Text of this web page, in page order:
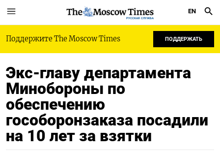
РУССКАЯ СЛУЖБА
EN
Поддержите The Moscow Times ПОДДЕРЖАТЬ
Экс-главу департамента
Минобороны по
обеспечению
гособоронзаказа посадили
на 10 лет за взятки